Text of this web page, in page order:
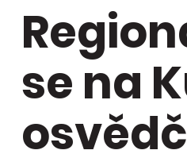
se na